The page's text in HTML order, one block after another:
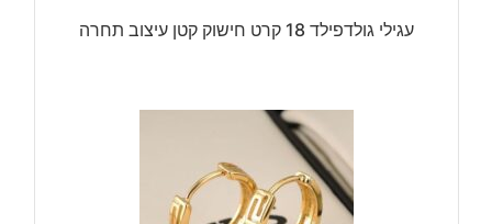
עגילי גולדפילד 18 קרט חישוק קטן עיצוב תחרה